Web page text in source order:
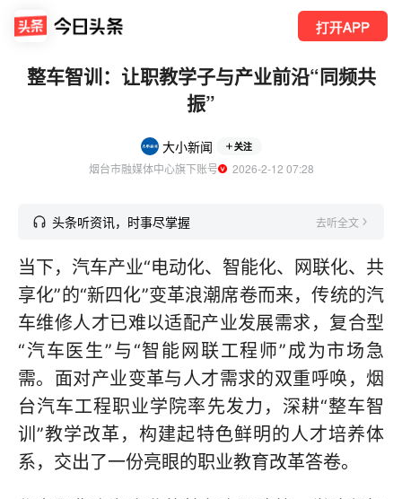
打开APP
整车智训：让职教学子与产业前沿“同频共
振”
大小新闻 关注
烟台市融媒体中心旗下账号
  2026-2-12 07:28
头条听资讯，时事尽掌握 去听全文
当下，汽车产业“电动化、智能化、网联化、共
享化”的“新四化”变革浪潮席卷而来，传统的汽
车维修人才已难以适配产业发展需求，复合型
“汽车医生”与“智能网联工程师”成为市场急
需。面对产业变革与人才需求的双重呼唤，烟
台汽车工程职业学院率先发力，深耕“整车智
训”教学改革，构建起特色鲜明的人才培养体
系，交出了一份亮眼的职业教育改革答卷。